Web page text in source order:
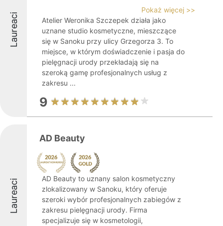
Laureaci
Pokaż więcej >>
Atelier Weronika Szczepek działa jako
uznane studio kosmetyczne, mieszczące
się w Sanoku przy ulicy Grzegorza 3. To
miejsce, w którym doświadczenie i pasja do
pielęgnacji urody przekładają się na
szeroką gamę profesjonalnych usług z
zakresu ...
9
Laureaci
AD Beauty
AD Beauty to uznany salon kosmetyczny
zlokalizowany w Sanoku, który oferuje
szeroki wybór profesjonalnych zabiegów z
zakresu pielęgnacji urody. Firma
specjalizuje się w kosmetologii,